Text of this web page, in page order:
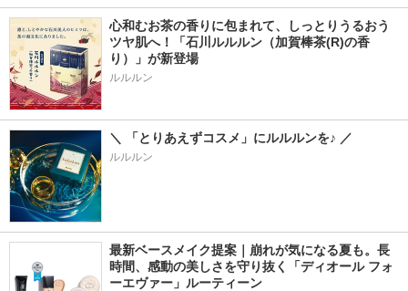
心和むお茶の香りに包まれて、しっとりうるおう
ツヤ肌へ！「石川ルルルン（加賀棒茶(R)の香
り）」が新登場
＼ 「とりあえずコスメ」にルルルンを♪ ／
ルルルン
最新ベースメイク提案｜崩れが気になる夏も。長
時間、感動の美しさを守り抜く「ディオール フォ
ーエヴァー」ルーティーン